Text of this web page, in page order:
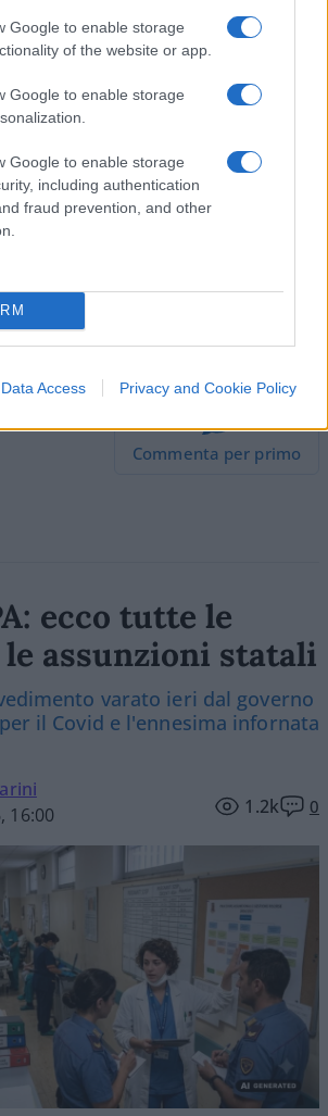
Google to enable storage
of the website or app.
Google to enable storage
Google to enable storage
including authentication
fraud prevention, and other
Data Access Privacy and Cookie Policy
#FINANZA
Commenta per primo
ecco tutte le
le assunzioni statali
varato ieri dal governo
il Covid e l'ennesima infornata
16:00
1.2k 0